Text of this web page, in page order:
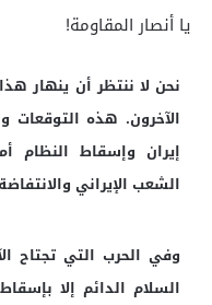
يا أنصار المقاومة!
نحن لا ننتظر أن ينهار
الآخرون. هذه التوقعات
إيران وإسقاط النظام
الشعب الإيراني
وفي الحرب التي تجتاح
السلام الدائم إلا